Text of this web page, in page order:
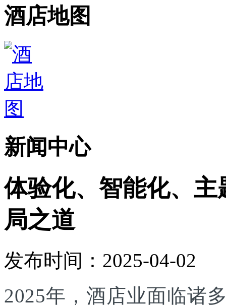
酒店地图
新闻中心
体验化、智能化、
局之道
发布时间：2025-04-02
2025年，酒店业面临诸